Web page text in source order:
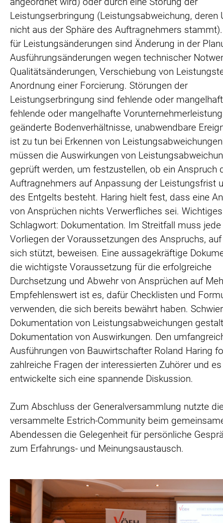
Leistungserbringung (Leistungsabweichung, deren
nicht aus der Sphäre des Auftragnehmers
für Leistungsänderungen sind Änderung in der
Ausführungsänderungen wegen technischer
Qualitätsänderungen, Verschiebung von
Anordnung einer Forcierung. Störungen der
Leistungserbringung sind fehlende oder
fehlende oder mangelhafte
geänderte Bodenverhältnisse, unabwendbare
ist zu tun bei Erkennen von
müssen die Auswirkungen von
geprüft werden, um festzustellen, ob ein Anspruch
Auftragnehmers auf Anpassung der Leistungsfrist
des Entgelts besteht. Haring hielt fest, dass eine
von Ansprüchen nichts Verwerfliches sei. Wichtiges
Schlagwort: Dokumentation. Im Streitfall muss
Vorliegen der Voraussetzungen des Anspruchs,
sich stützt, beweisen. Eine aussagekräftige
die wichtigste Voraussetzung für die erfolgreiche
Durchsetzung und Abwehr von Ansprüchen auf
Empfehlenswert ist es, dafür Checklisten und
verwenden, die sich bereits bewährt haben.
Dokumentation von Leistungsabweichungen
Dokumentation von Auswirkungen. Den
Ausführungen von Bauwirtschafter Roland Haring
zahlreiche Fragen der interessierten Zuhörer und es
entwickelte sich eine spannende Diskussion.
Zum Abschluss der Generalversammlung nutzte
versammelte Estrich-Community beim
Abendessen die Gelegenheit für persönliche
zum Erfahrungs- und Meinungsaustausch.